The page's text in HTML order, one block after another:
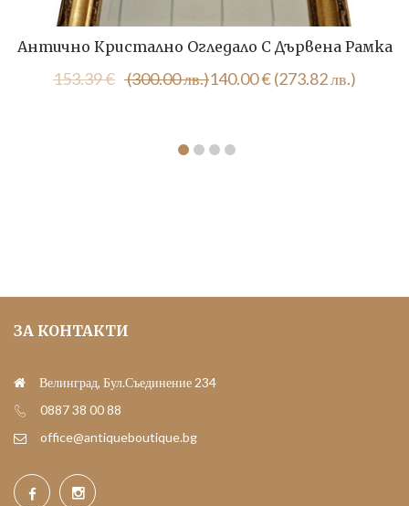
Антично Кристално Огледало С Дървена Рамка
153.39€ (300.00 лв.)Original
153.39 €
140.00€(273.82 лв.)
Текущата
140.00 €
ЗА КОНТАКТИ
Велинград, Бул.Съединение 234
0887 38 00 88
office@antiqueboutique.bg